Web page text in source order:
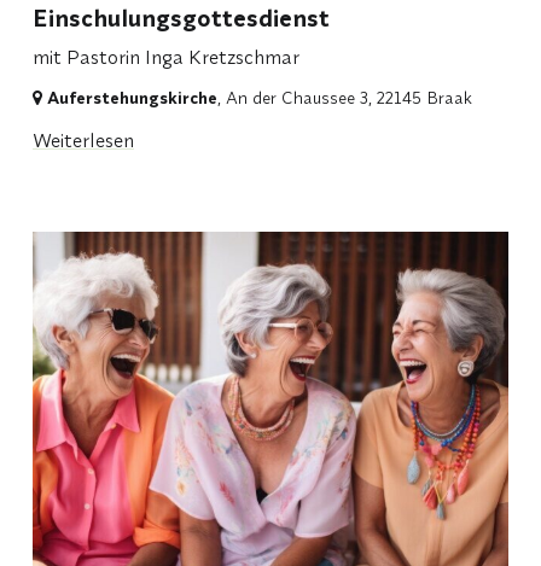
Einschulungsgottesdienst
mit Pastorin Inga Kretzschmar
Auferstehungskirche, An der Chaussee 3, 22145 Braak
Weiterlesen